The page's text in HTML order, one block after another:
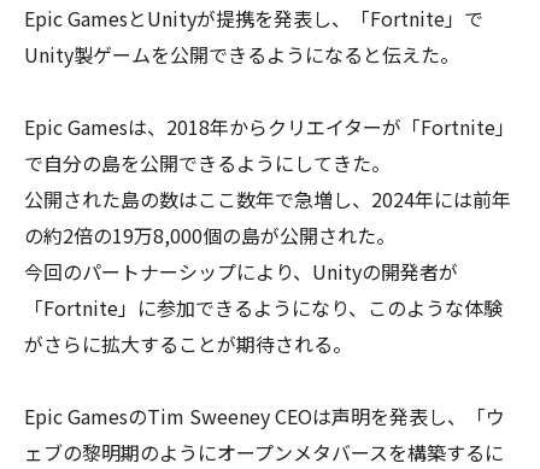
Epic GamesとUnityが提携を発表し、「Fortnite」で
Unity製ゲームを公開できるようになると伝えた。
Epic Gamesは、2018年からクリエイターが「Fortnite」
で自分の島を公開できるようにしてきた。
公開された島の数はここ数年で急増し、2024年には前年
の約2倍の19万8,000個の島が公開された。
今回のパートナーシップにより、Unityの開発者が
「Fortnite」に参加できるようになり、このような体験
がさらに拡大することが期待される。
Epic GamesのTim Sweeney CEOは声明を発表し、「ウ
ェブの黎明期のようにオープンメタバースを構築するに